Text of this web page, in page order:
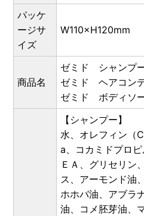
パッケ
ージサ
イズ
W110×H120mm
商品名
ゼミド シャンプ
ゼミド ヘアコン
ゼミド ボディソ
【シャンプー】
水、オレフィン（
a、コカミドプロ
ＥＡ、グリセリン
ス、アーモンド油
ホホバ油、アブラ
油、コメ胚芽油、